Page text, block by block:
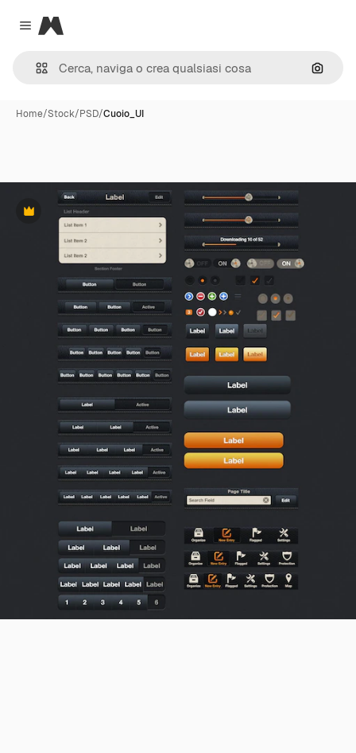
Close menu
Magnific
Cerca
Home/Stock/PSD/Cuoio_UI
Premium